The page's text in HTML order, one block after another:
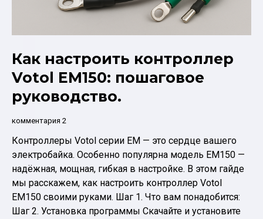
Как настроить контроллер
Votol EM150: пошаговое
руководство.
комментария 2
Контроллеры Votol серии EM — это сердце вашего
электробайка. Особенно популярна модель EM150 —
надёжная, мощная, гибкая в настройке. В этом гайде
мы расскажем, как настроить контроллер Votol
EM150 своими руками. Шаг 1. Что вам понадобится:
Шаг 2. Установка программы Скачайте и установите